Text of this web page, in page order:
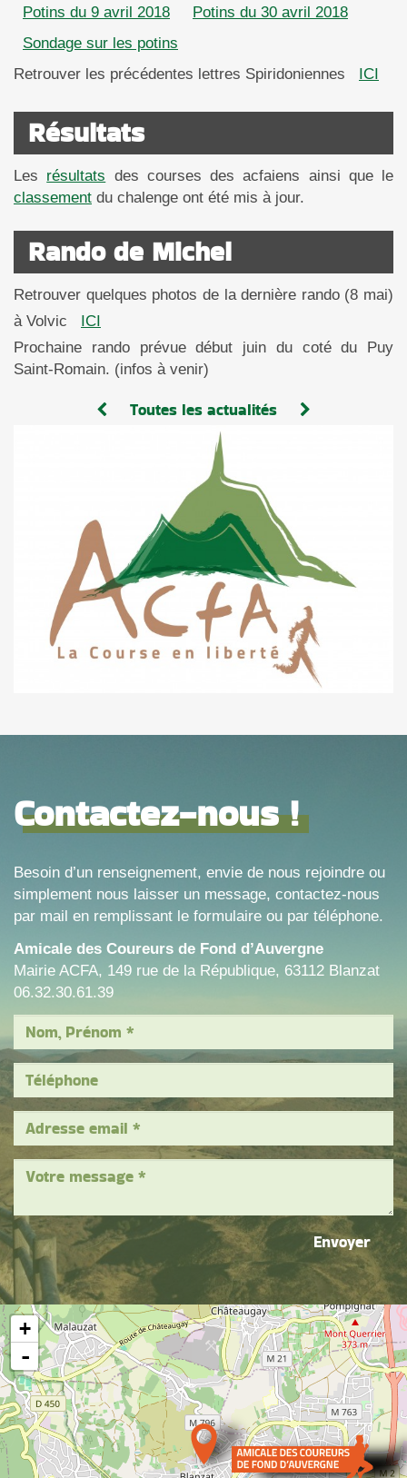
Potins du 9 avril 2018
Potins du 30 avril 2018
Sondage sur les potins
Retrouver les précédentes lettres Spiridoniennes
ICI
Résultats
Les résultats des courses des acfaiens ainsi que le
classement du chalenge ont été mis à jour.
Rando de Michel
Retrouver quelques photos de la dernière rando (8 mai)
à Volvic
ICI
Prochaine rando prévue début juin du coté du Puy
Saint-Romain. (infos à venir)
Toutes les actualités
Contactez-nous !
Besoin d’un renseignement, envie de nous rejoindre ou
simplement nous laisser un message, contactez-nous
par mail en remplissant le formulaire ou par téléphone.
Amicale des Coureurs de Fond d’Auvergne
Mairie ACFA, 149 rue de la République, 63112 Blanzat
06.32.30.61.39
Envoyer
+
-